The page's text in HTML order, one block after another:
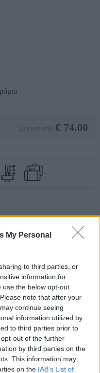
My Personal
to third parties, or
information for
use the below opt-out
note that after your
continue seeing
information utilized by
to third parties prior to
out of the further
by third parties on the
This information may
on the IAB’s List of
Ξεκινά από € 74.00
Πέμ Παρ Σάβ Ήλιος
01 02
06 07 08
13 14 15